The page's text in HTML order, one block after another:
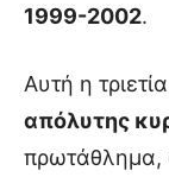
1999-2002.
Αυτή η
απόλυτης
πρωτάθλημα,